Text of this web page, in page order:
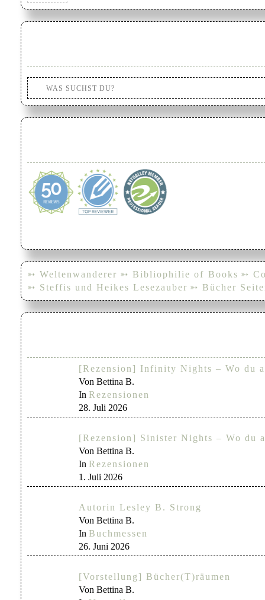
➳ Weltenwanderer ➳ Bibliophilie of Books ➳
➳ Steffis und Heikes Lesezauber ➳ Bücher
[Rezension] Infinity Nights – Wo du
Von Bettina B.
In Rezensionen
28. Juli 2026
[Rezension] Sinister Nights – Wo du
Von Bettina B.
In Rezensionen
1. Juli 2026
Autorin Lesley B. Strong
Von Bettina B.
In Buchmessen
26. Juni 2026
[Vorstellung] Bücher(T)räumen
Von Bettina B.